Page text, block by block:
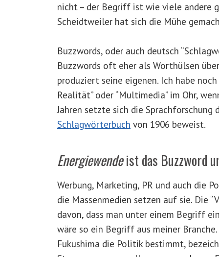
nicht – der Begriff ist wie viele andere
Scheidtweiler hat sich die Mühe
Buzzwords, oder auch deutsch
Buzzwords oft eher als Worthülsen
produziert seine eigenen. Ich habe
Realität” oder “Multimedia” im Ohr,
Jahren setzte sich die
Schlagwörterbuch von 1906 beweist.
Energiewendeist das Buzzword
Werbung, Marketing, PR und auch die
die Massenmedien setzen auf sie. Die
davon, dass man unter einem Begriff
wäre so ein Begriff aus meiner
Fukushima die Politik bestimmt,